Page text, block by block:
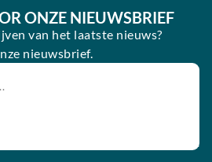
ONZE NIEUWSBRIEF
van het laatste nieuws?
nieuwsbrief.